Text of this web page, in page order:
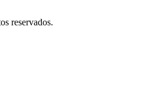
reservados.